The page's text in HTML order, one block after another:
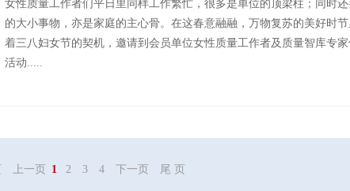
女性质量工作者们平日里同样工作繁忙，很多是单位的顶梁柱；同时
的大小事物，亦是家庭的主心骨。在这春意融融，万物复苏的美好时
着三八妇女节的契机，邀请到会员单位女性质量工作者及质量智库专
活动.....
上一页 1 2 3 4 下一页 尾 页